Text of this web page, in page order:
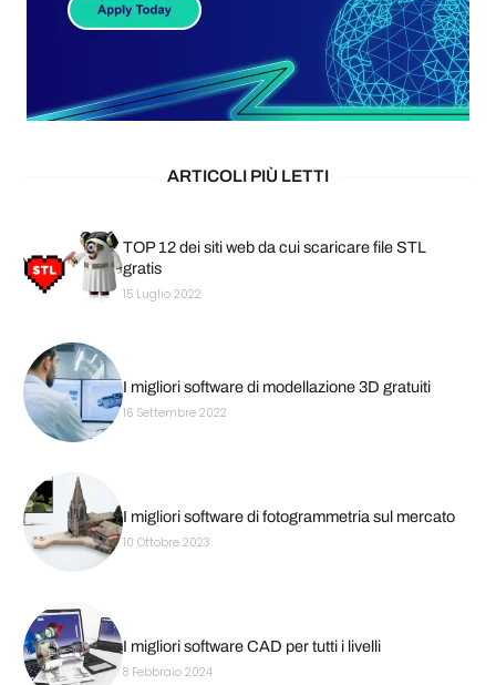
ARTICOLI PIÙ LETTI
TOP 12 dei siti web da cui scaricare file STL
gratis
15 Luglio 2022
I migliori software di modellazione 3D gratuiti
16 Settembre 2022
I migliori software di fotogrammetria sul mercato
10 Ottobre 2023
I migliori software CAD per tutti i livelli
8 Febbraio 2024